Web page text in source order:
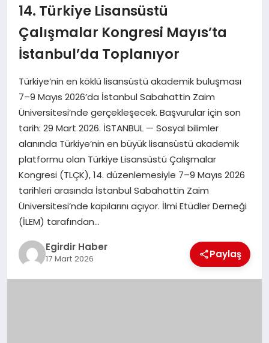
MAGAZIN
SIYASET
SPOR
TEKNOLOJI
YAŞAM
14. Türkiye Lisansüstü
Çalışmalar Kongresi Mayıs’ta
İstanbul’da Toplanıyor
Türkiye’nin en köklü lisansüstü akademik buluşması
7–9 Mayıs 2026’da İstanbul Sabahattin Zaim
Üniversitesi’nde gerçekleşecek. Başvurular için son
tarih: 29 Mart 2026. İSTANBUL — Sosyal bilimler
alanında Türkiye’nin en büyük lisansüstü akademik
platformu olan Türkiye Lisansüstü Çalışmalar
Kongresi (TLÇK), 14. düzenlemesiyle 7–9 Mayıs 2026
tarihleri arasında İstanbul Sabahattin Zaim
Üniversitesi’nde kapılarını açıyor. İlmi Etüdler Derneği
(İLEM) tarafından…
Egirdir Haber
17 Mart 2026 Paylaş